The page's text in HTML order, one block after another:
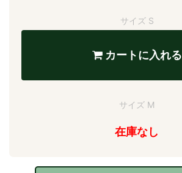
サイズ S
カートに入れる
サイズ M
在庫なし